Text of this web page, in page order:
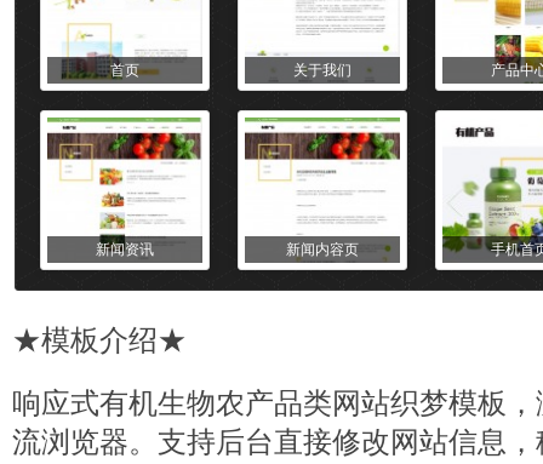
首页 关于我们 产品中
新闻资讯 新闻内容页 手机首
★模板介绍★
响应式有机生物农产品类网站织梦模板
流浏览器。支持后台直接修改网站信息